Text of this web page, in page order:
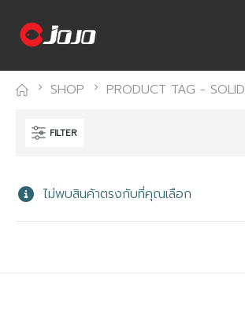
SHOP PRODUCT TAG - SOLID
FILTER
ไม่พบสินค้าตรงกับที่คุณเลือก